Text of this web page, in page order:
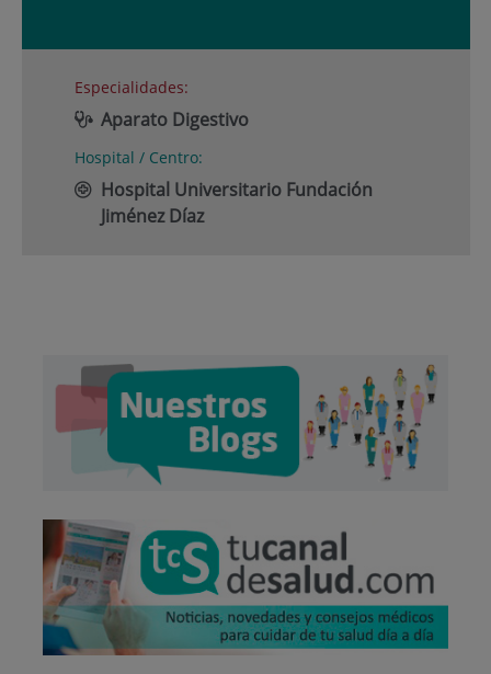
Especialidades:
Aparato Digestivo
Hospital / Centro:
Hospital Universitario Fundación
Jiménez Díaz